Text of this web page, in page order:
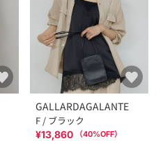
GALLARDAGALANTE
F / ブラック
¥13,860 （40%OFF）